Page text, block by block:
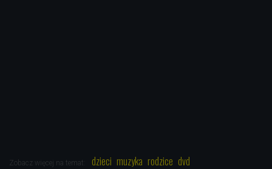
Zobacz więcej na temat: dzieci muzyka rodzice dvd